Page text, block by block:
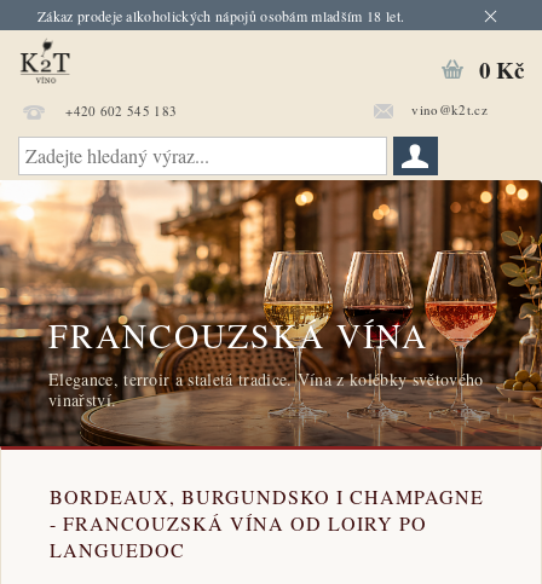
Zákaz prodeje alkoholických nápojů osobám mladším 18 let.
+420 602 545 183 vino@k2t.cz
0 Kč
FRANCOUZSKÁ VÍNA
Elegance, terroir a staletá tradice. Vína z kolébky světového
vinařství.
BORDEAUX, BURGUNDSKO I CHAMPAGNE
- FRANCOUZSKÁ VÍNA OD LOIRY PO
LANGUEDOC